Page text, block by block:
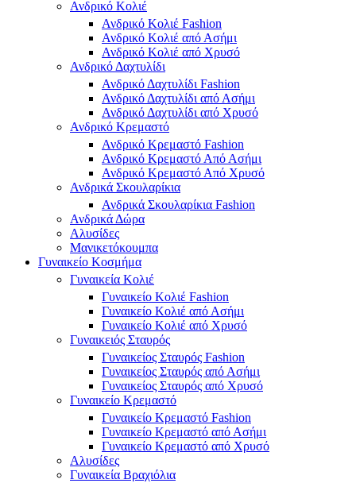
Ανδρικό Κολιέ
Ανδρικό Κολιέ Fashion
Ανδρικό Κολιέ από Ασήμι
Ανδρικό Κολιέ από Χρυσό
Ανδρικό Δαχτυλίδι
Ανδρικό Δαχτυλίδι Fashion
Ανδρικό Δαχτυλίδι από Ασήμι
Ανδρικό Δαχτυλίδι από Χρυσό
Ανδρικό Κρεμαστό
Ανδρικό Κρεμαστό Fashion
Ανδρικό Κρεμαστό Από Ασήμι
Ανδρικό Κρεμαστό Από Χρυσό
Ανδρικά Σκουλαρίκια
Ανδρικά Σκουλαρίκια Fashion
Ανδρικά Δώρα
Αλυσίδες
Μανικετόκουμπα
Γυναικείο Κοσμήμα
Γυναικεία Κολιέ
Γυναικείο Κολιέ Fashion
Γυναικείο Κολιέ από Ασήμι
Γυναικείο Κολιέ από Χρυσό
Γυναικειός Σταυρός
Γυναικείος Σταυρός Fashion
Γυναικείος Σταυρός από Ασήμι
Γυναικείος Σταυρός από Χρυσό
Γυναικείο Κρεμαστό
Γυναικείο Κρεμαστό Fashion
Γυναικείο Κρεμαστό από Ασήμι
Γυναικείο Κρεμαστό από Χρυσό
Αλυσίδες
Γυναικεία Βραχιόλια